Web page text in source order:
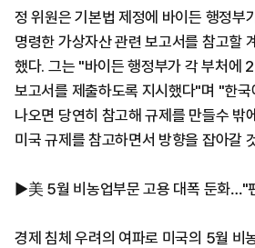
정 위원은 기본법 제정에 바이든 행정부
명령한 가상자산 관련 보고서를 참고할
했다. 그는 "바이든 행정부가 각 부처에
보고서를 제출하도록 지시했다"며 "한
나오면 당연히 참고해 규제를 만들수 밖
미국 규제를 참고하면서 방향을 잡아갈
▶美 5월 비농업부문 고용 대폭 둔화…"
경제 침체 우려의 여파로 미국의 5월 비